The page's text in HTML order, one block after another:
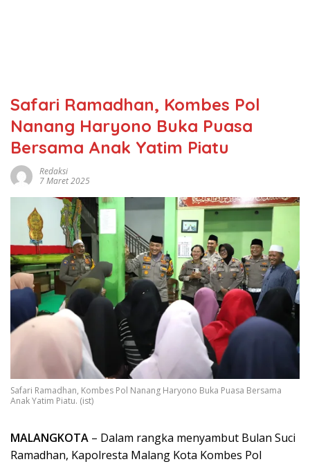
Safari Ramadhan, Kombes Pol
Nanang Haryono Buka Puasa
Bersama Anak Yatim Piatu
Redaksi
7 Maret 2025
Safari Ramadhan, Kombes Pol Nanang Haryono Buka Puasa Bersama
Anak Yatim Piatu. (ist)
MALANGKOTA – Dalam rangka menyambut Bulan Suci
Ramadhan, Kapolresta Malang Kota Kombes Pol